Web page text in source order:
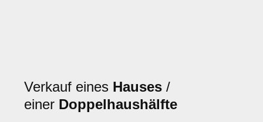
Verkauf eines Hauses /
einer Doppelhaushälfte